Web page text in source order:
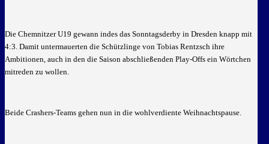
Die Chemnitzer U19 gewann indes das Sonntagsderby in Dresden knapp mit
4:3. Damit untermauerten die Schützlinge von Tobias Rentzsch ihre
Ambitionen, auch in den die Saison abschließenden Play-Offs ein Wörtchen
mitreden zu wollen.
Beide Crashers-Teams gehen nun in die wohlverdiente Weihnachtspause.